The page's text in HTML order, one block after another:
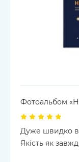
Фотоальбом
Дуже швидко
Якість як